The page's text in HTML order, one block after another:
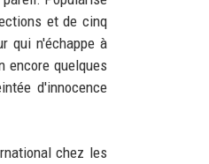
et de cinq
qui n'échappe à
encore quelques
d'innocence
chez les